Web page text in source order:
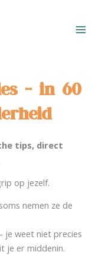
- in 60
tips, direct
op jezelf.
nemen ze de
je weet niet precies
je er middenin.